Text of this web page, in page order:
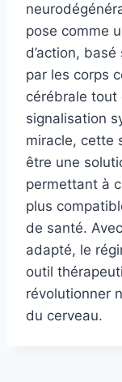
pose comme
d’action,
par les corps
cérébrale tout
signalisation
miracle, cette
être une
permettant à
plus
de santé.
adapté, le
outil
révolutionner
du cerveau.